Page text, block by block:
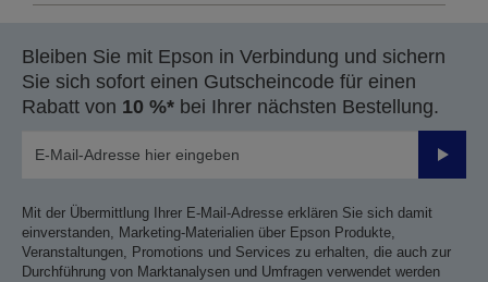
Bleiben Sie mit Epson in Verbindung und sichern
Sie sich sofort einen Gutscheincode für einen
Rabatt von 10 %* bei Ihrer nächsten Bestellung.
Mit der Übermittlung Ihrer E-Mail-Adresse erklären Sie sich damit
einverstanden, Marketing-Materialien über Epson Produkte,
Veranstaltungen, Promotions und Services zu erhalten, die auch zur
Durchführung von Marktanalysen und Umfragen verwendet werden